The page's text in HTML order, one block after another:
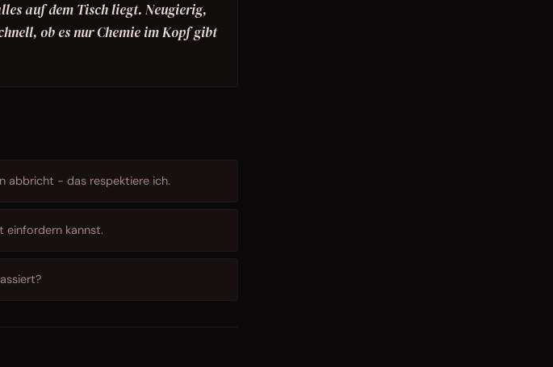
auf dem Tisch liegt. Neugierig,
ob es nur Chemie im Kopf gibt
abbricht - das respektiere ich.
einfordern kannst.